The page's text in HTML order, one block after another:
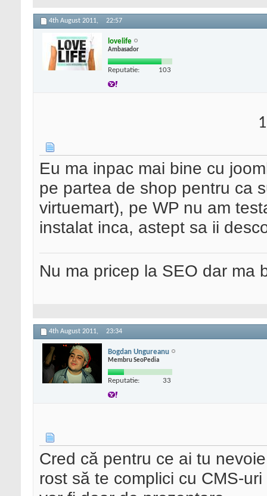
4th August 2011, 22:57
lovelife
Ambasador
Reputatie: 103
Eu ma inpac mai bine cu
pe partea de shop pentru ca
virtuemart), pe WP nu am
instalat inca, astept sa ii
Nu ma pricep la SEO dar ma
4th August 2011, 23:34
Bogdan Ungureanu
Membru SeoPedia
Reputatie: 33
Cred că pentru ce ai tu
rost să te complici cu CMS-